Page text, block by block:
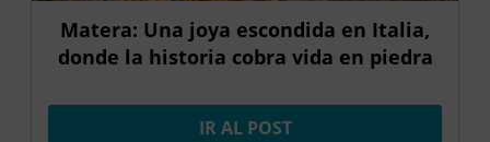
Matera: Una joya escondida en Italia,
donde la historia cobra vida en piedra
IR AL POST